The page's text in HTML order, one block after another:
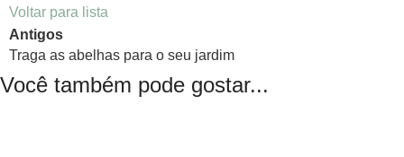
Voltar para lista
Antigos
Traga as abelhas para o seu jardim
Você também pode gostar...